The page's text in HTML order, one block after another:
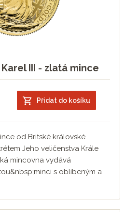
III - zlatá mince
Přidat do košíku
od Britské královské
Jeho veličenstva Krále
mincovna vydává
s oblíbeným a